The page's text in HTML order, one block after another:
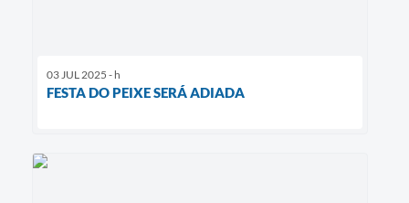
03 JUL 2025 - h
FESTA DO PEIXE SERÁ ADIADA